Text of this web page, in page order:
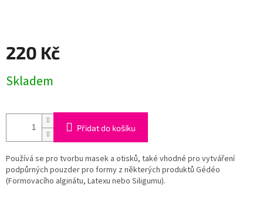
220 Kč
cena:
Skladem
Přidat do košíku
Používá se pro tvorbu masek a otisků, také vhodné pro vytváření
podpůrných pouzder pro formy z některých produktů Gédéo
(Formovacího alginátu, Latexu nebo Siligumu).